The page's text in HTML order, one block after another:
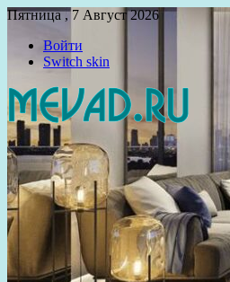
Пятница , 7 Август 2026
Войти
Switch skin